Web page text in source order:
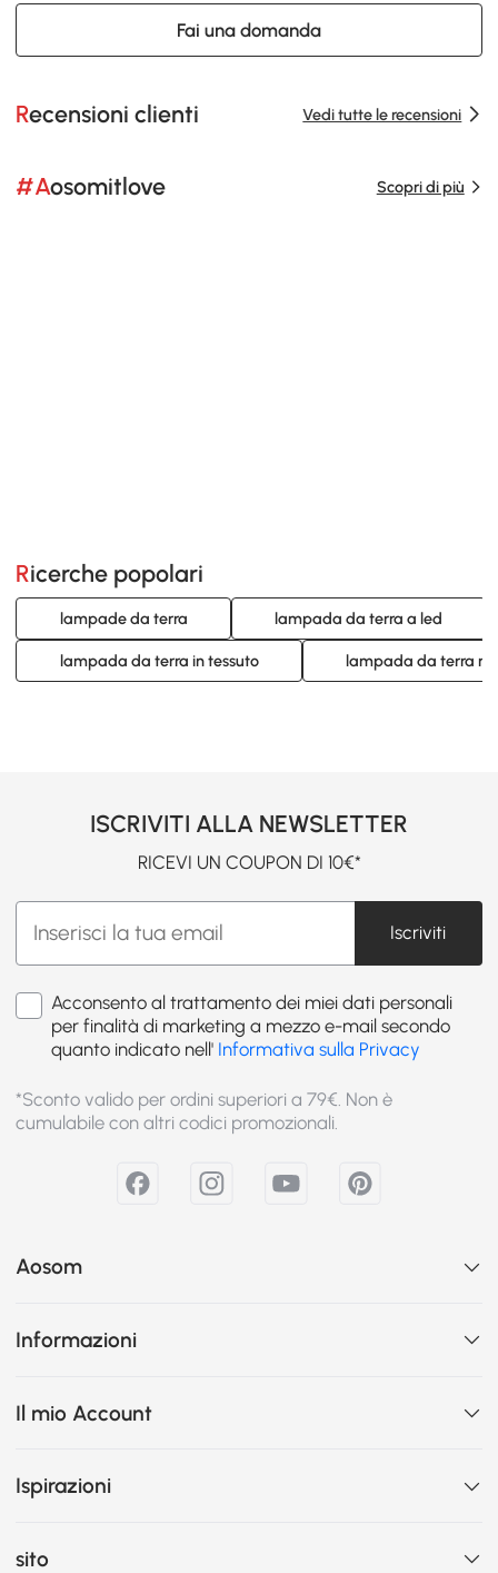
Fai una domanda
Recensioni clienti Vedi tutte le recensioni
#Aosomitlove Scopri di più
Ricerche popolari
lampade da terra lampada da terra a led
lampada da terra in tessuto lampada da terra
ISCRIVITI ALLA NEWSLETTER
RICEVI UN COUPON DI 10€*
Iscriviti
Acconsento al trattamento dei miei dati personali
per finalità di marketing a mezzo e-mail secondo
quanto indicato nell' Informativa sulla Privacy
*Sconto valido per ordini superiori a 79€. Non è
cumulabile con altri codici promozionali.
Aosom
Informazioni
Il mio Account
Ispirazioni
sito